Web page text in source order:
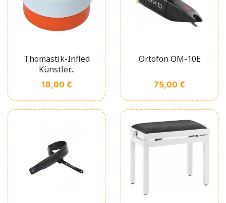
Thomastik-Infled
Künstler...
Prix
18,00 €
Ortofon OM-10E
Prix
75,00 €